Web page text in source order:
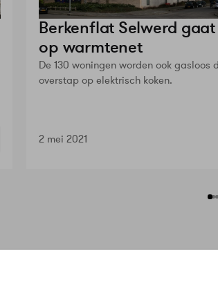
Berkenflat Selwerd
op warmtenet
De 130 woningen worden ook gasloos
overstap op elektrisch koken.
2 mei 2021